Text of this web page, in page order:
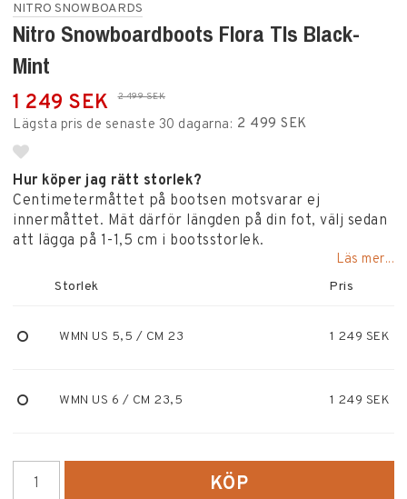
NITRO SNOWBOARDS
Nitro Snowboardboots Flora Tls Black-
Mint
2 499 SEK
1 249 SEK
Lägsta pris de senaste 30 dagarna 2 499 SEK
Lägg till i favoritlistan
Hur köper jag rätt storlek?
Centimetermåttet på bootsen motsvarar ej
innermåttet. Mät därför längden på din fot, välj sedan
att lägga på 1-1,5 cm i bootsstorlek.
Läs mer...
Storlek Pris
WMN US 5,5 / CM 23 1 249 SEK
WMN US 6 / CM 23,5 1 249 SEK
KÖP